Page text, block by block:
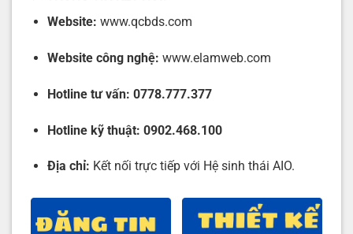
Website: www.qcbds.com
Website công nghệ: www.elamweb.com
Hotline tư vấn: 0778.777.377
Hotline kỹ thuật: 0902.468.100
Địa chỉ: Kết nối trực tiếp với Hệ sinh thái AIO.